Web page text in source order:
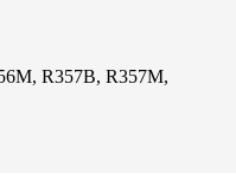
R357B, R357M,